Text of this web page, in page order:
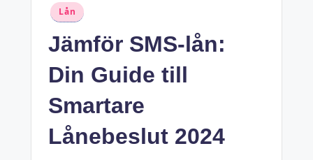
Posted
in
Lån
Jämför SMS-lån:
Din Guide till
Smartare
Lånebeslut 2024